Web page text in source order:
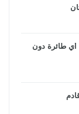
أي طائرة دون